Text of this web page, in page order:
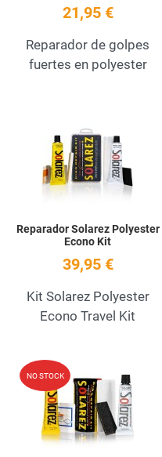
21,95 €
Reparador de golpes
fuertes en polyester
Reparador Solarez Polyester
Econo Kit
39,95 €
Kit Solarez Polyester
Econo Travel Kit
NO STOCK